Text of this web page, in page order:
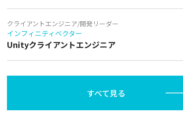
クライアントエンジニア/開発リーダー
インフィニティベクター
Unityクライアントエンジニア
すべて見る